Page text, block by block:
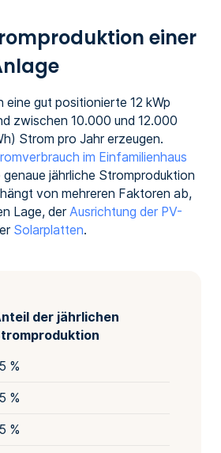
einer
eine gut positionierte 12 kWp
zwischen 10.000 und 12.000
Strom pro Jahr erzeugen.
im Einfamilienhaus
jährliche Stromproduktion
von mehreren Faktoren ab,
Lage, der Ausrichtung der PV-
Solarplatten.
der jährlichen
%
%
%